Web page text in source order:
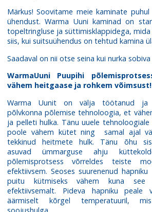
Märkus! Soovitame meie kaminate
ühendust. Warma Uuni kaminad on
topeltringluse ja süttimisklappidega,
siis, kui suitsuühendus on tehtud kamina
Saadaval on nii otse seina kui nurka
WarmaUuni Puupihi
vähem heitgaase ja rohkem võimsust!
Warma Uunit on välja töötanud ja
põlvkonna põlemise tehnoloogia, et
ja pelleti hulka. Tänu uuele
poole vähem kütet ning samal ajal
tekkinud heitmete hulk. Tänu õhu
asuvad ümmarguse ahju
põlemisprotsess võrreldes teiste
efektiivsem. Seoses suurenenud
puitu kütmiseks vähem kuna see
efektiivsemalt. Pideva hapniku
äärmiselt kõrgel temperatuuril,
soojushulga.